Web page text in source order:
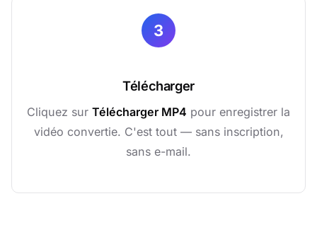
3
Télécharger
Cliquez sur Télécharger MP4 pour enregistrer la
vidéo convertie. C'est tout — sans inscription,
sans e-mail.